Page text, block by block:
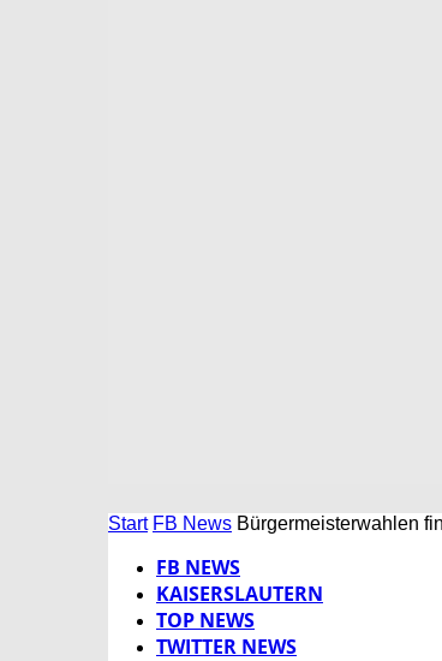
Start FB News Bürgermeisterwahlen
FB NEWS
KAISERSLAUTERN
TOP NEWS
TWITTER NEWS